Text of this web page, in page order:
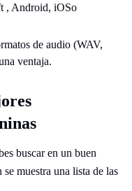
, Android, iOSo
de audio (WAV,
ventaja.
buscar en un buen
muestra una lista de las